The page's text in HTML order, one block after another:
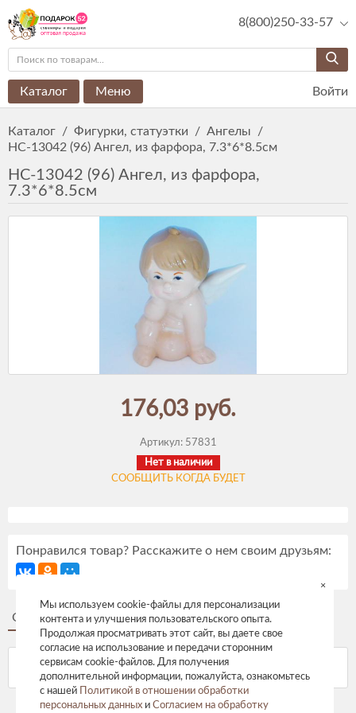
8(800)250-33-57
Каталог Меню Войти
Каталог / Фигурки, статуэтки / Ангелы
/
HC-13042 (96) Ангел, из фарфора, 7.3*6*8.5см
HC-13042 (96) Ангел, из фарфора,
7.3*6*8.5см
176,03 руб.
Артикул: 57831
Нет в наличии
СООБЩИТЬ КОГДА БУДЕТ
Понравился товар? Расскажите о нем своим друзьям:
Описание Отзывы
Мы используем cookie-файлы для персонализации
контента и улучшения пользовательского опыта.
Продолжая просматривать этот сайт, вы даете свое
согласие на использование и передачи сторонним
сервисам cookie-файлов. Для получения
дополнительной информации, пожалуйста, ознакомьтесь
с нашей
Политикой в отношении обработки
персональных данных и Согласием на обработку
×